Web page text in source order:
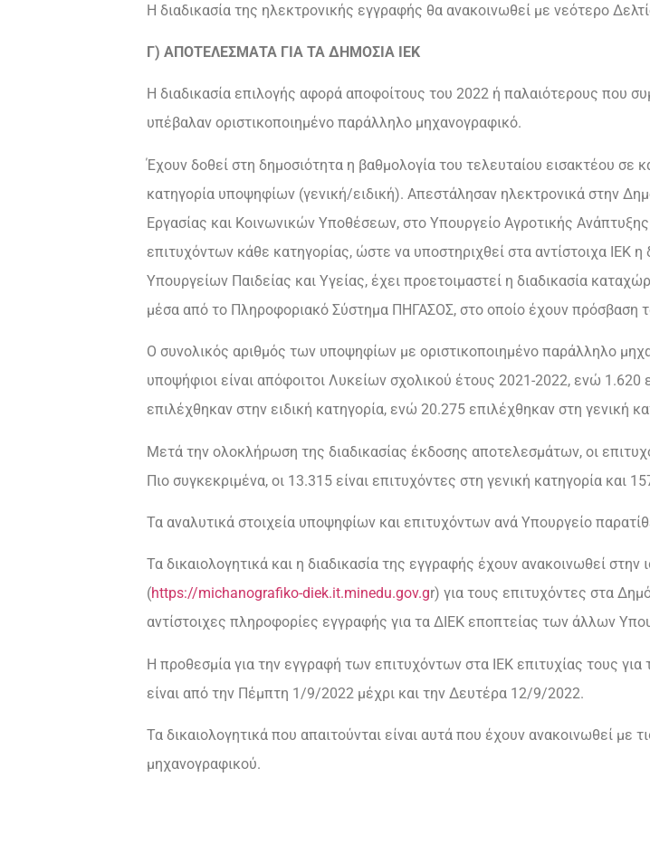
Η διαδικασία της ηλεκτρονικής εγγραφής θα ανακοινωθεί με νεότερο
Γ) ΑΠΟΤΕΛΕΣΜΑΤΑ ΓΙΑ ΤΑ ΔΗΜΟΣΙΑ ΙΕΚ
Η διαδικασία επιλογής αφορά αποφοίτους του 2022 ή παλαιότερους που
υπέβαλαν οριστικοποιημένο παράλληλο μηχανογραφικό.
Έχουν δοθεί στη δημοσιότητα η βαθμολογία του τελευταίου εισακτέου σε
κατηγορία υποψηφίων (γενική/ειδική). Απεστάλησαν ηλεκτρονικά στην
Εργασίας και Κοινωνικών Υποθέσεων, στο Υπουργείο Αγροτικής
επιτυχόντων κάθε κατηγορίας, ώστε να υποστηριχθεί στα αντίστοιχα
Υπουργείων Παιδείας και Υγείας, έχει προετοιμαστεί η διαδικασία
μέσα από το Πληροφοριακό Σύστημα ΠΗΓΑΣΟΣ, στο οποίο έχουν πρόσβαση
O συνολικός αριθμός των υποψηφίων με οριστικοποιημένο παράλληλο
υποψήφιοι είναι απόφοιτοι Λυκείων σχολικού έτους 2021-2022, ενώ
επιλέχθηκαν στην ειδική κατηγορία, ενώ 20.275 επιλέχθηκαν στη γενική
Μετά την ολοκλήρωση της διαδικασίας έκδοσης αποτελεσμάτων, οι
Πιο συγκεκριμένα, οι 13.315 είναι επιτυχόντες στη γενική κατηγορία και
Τα αναλυτικά στοιχεία υποψηφίων και επιτυχόντων ανά Υπουργείο
Τα δικαιολογητικά και η διαδικασία της εγγραφής έχουν ανακοινωθεί
(https://michanografiko-diek.it.minedu.gov.gr) για τους επιτυχόντες στα
αντίστοιχες πληροφορίες εγγραφής για τα ΔΙΕΚ εποπτείας των άλλων
Η προθεσμία για την εγγραφή των επιτυχόντων στα ΙΕΚ επιτυχίας τους
είναι από την Πέμπτη 1/9/2022 μέχρι και την Δευτέρα 12/9/2022.
Τα δικαιολογητικά που απαιτούνται είναι αυτά που έχουν ανακοινωθεί
μηχανογραφικού.